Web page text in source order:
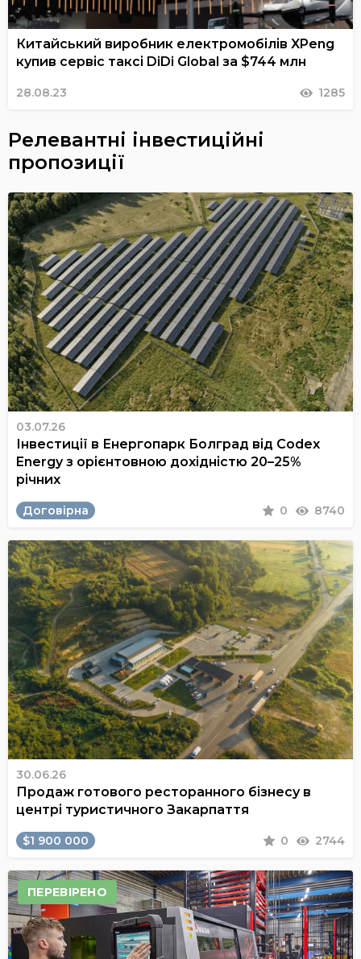
Китайський виробник електромобілів XPeng
купив сервіс таксі DiDi Global за $744 млн
28.08.23 1285
Релевантні інвестиційні
пропозиції
03.07.26
Інвестиції в Енергопарк Болград від Codex
Energy з орієнтовною дохідністю 20–25%
річних
Договірна 0 8740
30.06.26
Продаж готового ресторанного бізнесу в
центрі туристичного Закарпаття
$1 900 000 0 2744
ПЕРЕВІРЕНО